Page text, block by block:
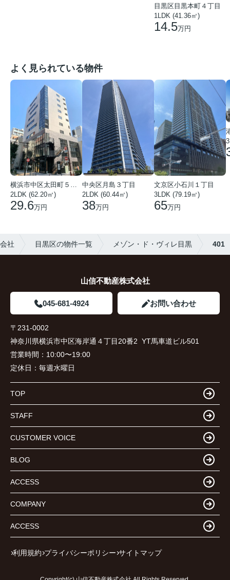
目黒区目黒本町４丁目
1LDK (41.36㎡)
14.5万円
よく見られている物件
横浜市中区太田町５丁目
2LDK (62.20㎡)
29.6万円
中央区月島３丁目
2LDK (60.44㎡)
38万円
文京区小石川１丁目
3LDK (79.19㎡)
65万円
社 目黒区の物件一覧 メゾン・ド・ヴィレ目黒 401
山信不動産株式会社
045-681-4924 お問い合わせ
〒231-0002
神奈川県横浜市中区海岸通４丁目20番2 YT馬車道ビル501
営業時間： 10:00〜19:00
定休日： 毎週水曜日
TOP
STAFF
CUSTOMER VOICE
BLOG
ACCESS
COMPANY
ACCESS
利用規約 プライバシーポリシー サイトマップ